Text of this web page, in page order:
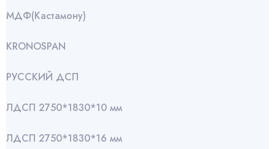
МДФ(Кастамону)
KRONOSPAN
РУССКИЙ ДСП
ЛДСП 2750*1830*10 мм
ЛДСП 2750*1830*16 мм